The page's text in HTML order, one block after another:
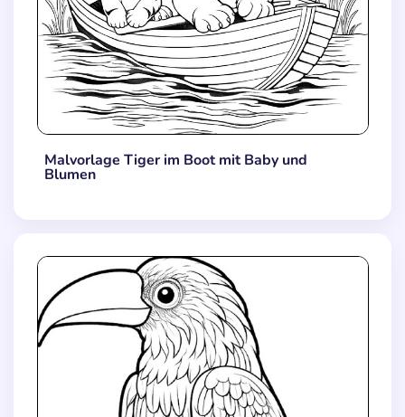
Malvorlage Tiger im Boot mit Baby und
Blumen